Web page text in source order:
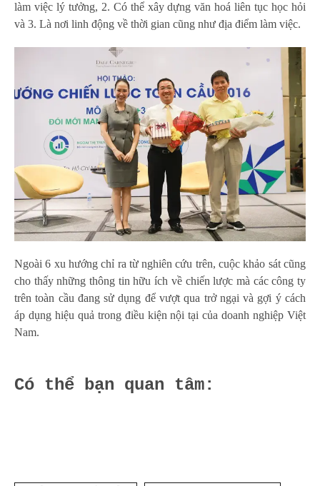
làm việc lý tưởng, 2. Có thể xây dựng văn hoá liên tục học hỏi
và 3. Là nơi linh động về thời gian cũng như địa điểm làm việc.
Ngoài 6 xu hướng chỉ ra từ nghiên cứu trên, cuộc khảo sát cũng
cho thấy những thông tin hữu ích về chiến lược mà các công ty
trên toàn cầu đang sử dụng để vượt qua trở ngại và gợi ý cách
áp dụng hiệu quả trong điều kiện nội tại của doanh nghiệp Việt
Nam.
Có thể bạn quan tâm: